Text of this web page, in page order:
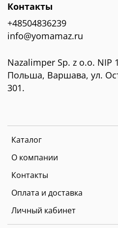
Каталог
О компании
Контакты
Оплата и доставка
Личный кабинет
Контакты
+48504836239
info@yomamaz.ru
Nazalimper Sp. z o.o. NIP
Польша, Варшава, ул.
301.